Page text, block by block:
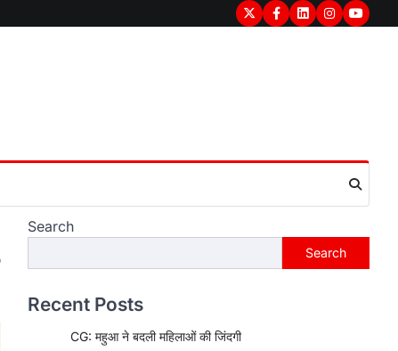
TwitterFacebook
LinkedInInstagram
Search
Search
Recent Posts
CG: महुआ ने बदली महिलाओं की जिंदगी